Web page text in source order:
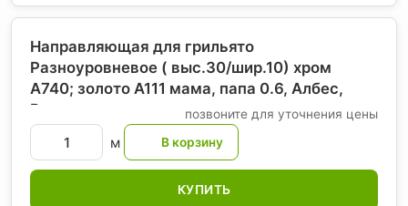
Направляющая для грильято
Разноуровневое ( выс.30/шир.10) хром
А740; золото А111 мама, папа 0.6, Албес,
Россия
позвоните для уточнения цены
м
КУПИТЬ